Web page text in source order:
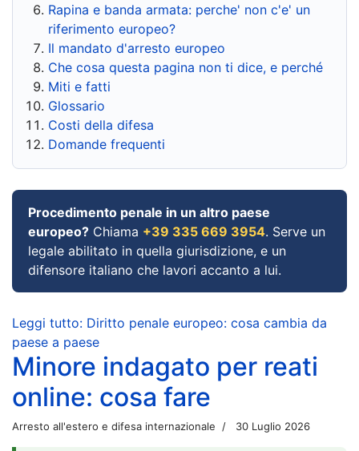
Rapina e banda armata: perche' non c'e' un
riferimento europeo?
Il mandato d'arresto europeo
Che cosa questa pagina non ti dice, e perché
Miti e fatti
Glossario
Costi della difesa
Domande frequenti
Procedimento penale in un altro paese
europeo? Chiama +39 335 669 3954. Serve un
legale abilitato in quella giurisdizione, e un
difensore italiano che lavori accanto a lui.
Leggi tutto: Diritto penale europeo: cosa cambia da
paese a paese
Minore indagato per reati
online: cosa fare
Arresto all'estero e difesa internazionale 30 Luglio 2026